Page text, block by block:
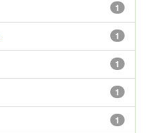
1
1
1
1
1